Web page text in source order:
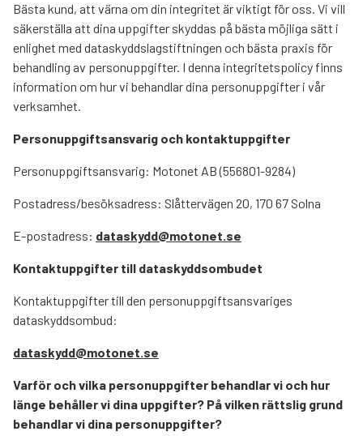
Bästa kund, att värna om din integritet är viktigt för oss. Vi vill
säkerställa att dina uppgifter skyddas på bästa möjliga sätt i
enlighet med dataskyddslagstiftningen och bästa praxis för
behandling av personuppgifter. I denna integritetspolicy finns
information om hur vi behandlar dina personuppgifter i vår
verksamhet.
Personuppgiftsansvarig och kontaktuppgifter
Personuppgiftsansvarig: Motonet AB (556801-9284)
Postadress/besöksadress: Slåttervägen 20, 170 67 Solna
E-postadress: dataskydd@motonet.se
Kontaktuppgifter till dataskyddsombudet
Kontaktuppgifter till den personuppgiftsansvariges
dataskyddsombud:
dataskydd@motonet.se
Varför och vilka personuppgifter behandlar vi och hur
länge behåller vi dina uppgifter? På vilken rättslig grund
behandlar vi dina personuppgifter?